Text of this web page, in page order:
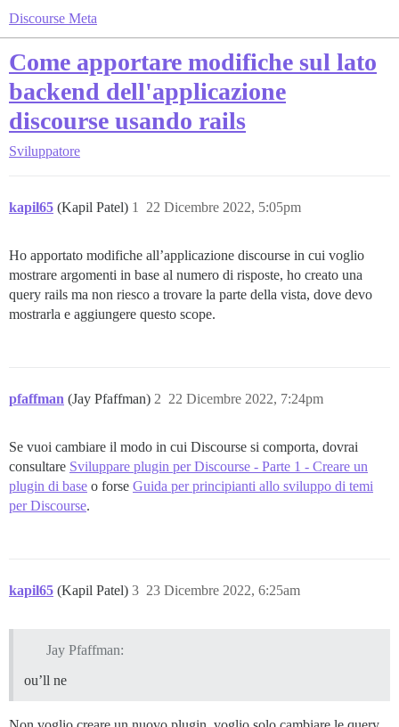
Discourse Meta
Come apportare modifiche sul lato
backend dell'applicazione
discourse usando rails
Sviluppatore
kapil65 (Kapil Patel) 22 Dicembre 2022, 5:05pm
1
Ho apportato modifiche all’applicazione discourse in cui voglio
mostrare argomenti in base al numero di risposte, ho creato una
query rails ma non riesco a trovare la parte della vista, dove devo
mostrarla e aggiungere questo scope.
pfaffman (Jay Pfaffman) 22 Dicembre 2022, 7:24pm
2
Se vuoi cambiare il modo in cui Discourse si comporta, dovrai
consultare Sviluppare plugin per Discourse - Parte 1 - Creare un
plugin di base o forse Guida per principianti allo sviluppo di temi
per Discourse.
kapil65 (Kapil Patel) 23 Dicembre 2022, 6:25am
3
Jay Pfaffman:
ou’ll ne